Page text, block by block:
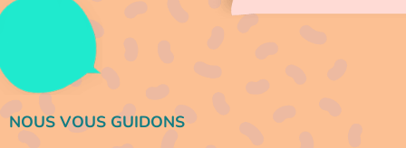
NOUS VOUS GUIDONS